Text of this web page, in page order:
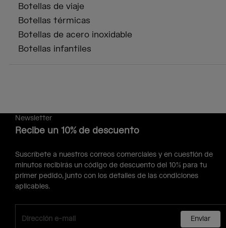
Botellas de viaje
Botellas térmicas
Botellas de acero inoxidable
Botellas infantiles
Newsletter
Recibe un 10% de descuento
Suscríbete a nuestros correos comerciales y en cuestión de
minutos recibirás un código de descuento del 10% para tu
primer pedido, junto con los detalles de las condiciones
aplicables.
Enviar